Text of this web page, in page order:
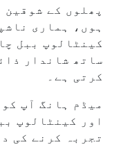
پھلوں کے شوقین
ہوں، ہماری
کینٹالوپ ببل
ساتھ شاندار
کرتی ہے۔
میڈم ہانگ آپ
اور کینٹالوپ
تجربہ کرنے کی